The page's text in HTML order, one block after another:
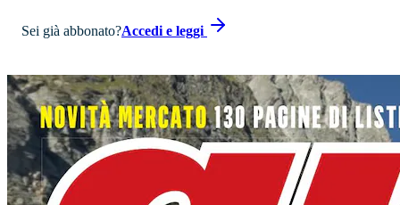
Sei già abbonato?Accedi e leggi